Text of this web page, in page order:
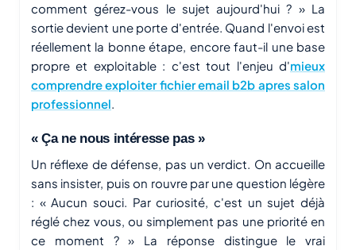
comment gérez-vous le sujet aujourd'hui ? » La
sortie devient une porte d'entrée. Quand l'envoi est
réellement la bonne étape, encore faut-il une base
propre et exploitable : c'est tout l'enjeu d'mieux
comprendre exploiter fichier email b2b apres salon
professionnel.
« Ça ne nous intéresse pas »
Un réflexe de défense, pas un verdict. On accueille
sans insister, puis on rouvre par une question légère
: « Aucun souci. Par curiosité, c'est un sujet déjà
réglé chez vous, ou simplement pas une priorité en
ce moment ? » La réponse distingue le vrai